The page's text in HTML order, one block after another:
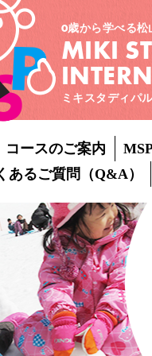
0歳から学べる
MIKI
ミキスタディパ
コースのご案内
あるご質問（Q&A）